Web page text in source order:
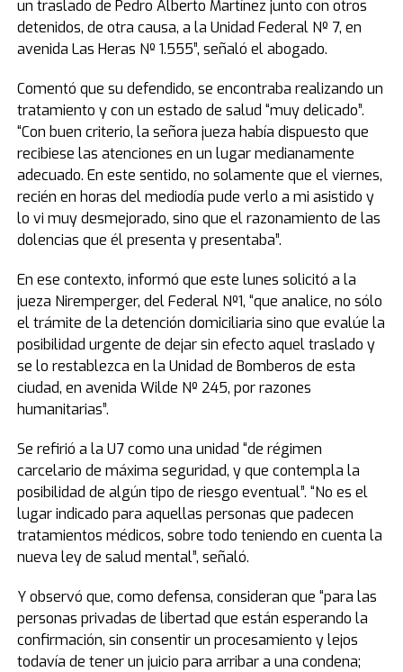
un traslado de Pedro Alberto Martínez junto con otros
detenidos, de otra causa, a la Unidad Federal Nº 7, en
avenida Las Heras Nº 1.555”, señaló el abogado.
Comentó que su defendido, se encontraba realizando un
tratamiento y con un estado de salud “muy delicado”.
“Con buen criterio, la señora jueza había dispuesto que
recibiese las atenciones en un lugar medianamente
adecuado. En este sentido, no solamente que el viernes,
recién en horas del mediodía pude verlo a mi asistido y
lo vi muy desmejorado, sino que el razonamiento de las
dolencias que él presenta y presentaba”.
En ese contexto, informó que este lunes solicitó a la
jueza Niremperger, del Federal Nº1, “que analice, no sólo
el trámite de la detención domiciliaria sino que evalúe la
posibilidad urgente de dejar sin efecto aquel traslado y
se lo restablezca en la Unidad de Bomberos de esta
ciudad, en avenida Wilde Nº 245, por razones
humanitarias”.
Se refirió a la U7 como una unidad “de régimen
carcelario de máxima seguridad, y que contempla la
posibilidad de algún tipo de riesgo eventual”. “No es el
lugar indicado para aquellas personas que padecen
tratamientos médicos, sobre todo teniendo en cuenta la
nueva ley de salud mental”, señaló.
Y observó que, como defensa, consideran que “para las
personas privadas de libertad que están esperando la
confirmación, sin consentir un procesamiento y lejos
todavía de tener un juicio para arribar a una condena;